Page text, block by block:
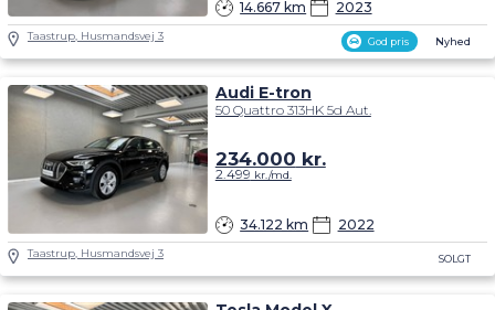
God pris Nyhed
14.667 km 2023
Taastrup, Husmandsvej 3
SOLGT
Audi E-tron
50 Quattro 313HK 5d Aut.
34.122 km 2022
234.000 kr.
2.499 kr./md.
Taastrup, Husmandsvej 3